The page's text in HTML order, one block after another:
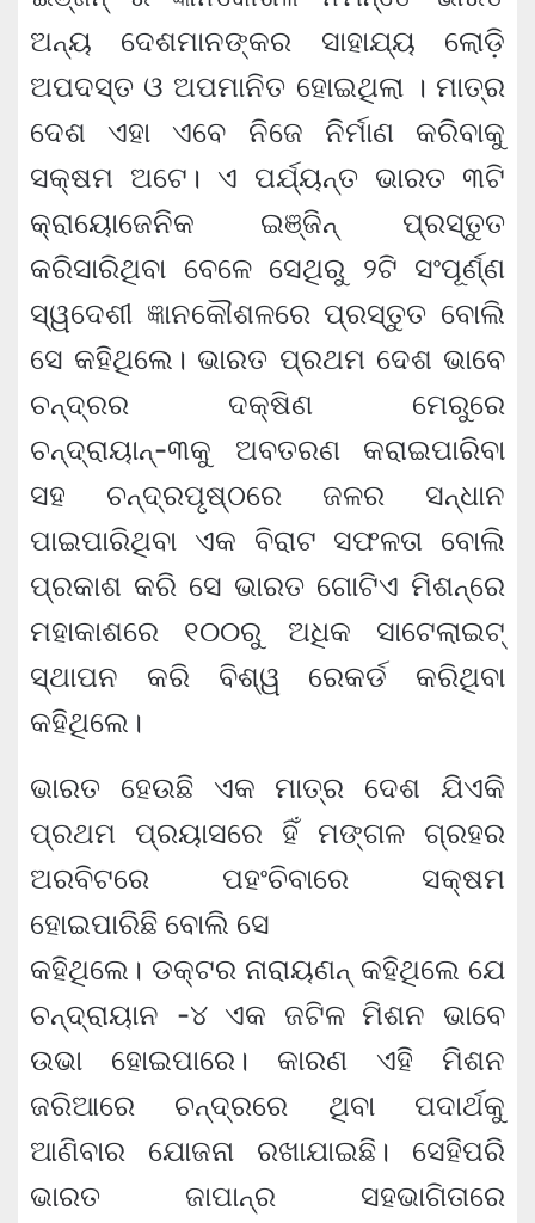
ଅନ୍ୟ ଦେଶମାନଙ୍କର ସାହାଯ୍ୟ ଲୋଡ଼ି
ଅପଦସ୍ତ ଓ ଅପମାନିତ ହୋଇଥିଲା । ମାତ୍ର
ଦେଶ ଏହା ଏବେ ନିଜେ ନିର୍ମାଣ କରିବାକୁ
ସକ୍ଷମ ଅଟେ। ଏ ପର୍ଯ୍ୟନ୍ତ ଭାରତ ୩ଟି
କ୍ରାୟୋଜେନିକ ଇଞ୍ଜିନ୍ ପ୍ରସ୍ତୁତ
କରିସାରିଥିବା ବେଳେ ସେଥିରୁ ୨ଟି ସଂପୂର୍ଣ୍ଣ
ସ୍ୱଦେଶୀ ଜ୍ଞାନକୌଶଳରେ ପ୍ରସ୍ତୁତ ବୋଲି
ସେ କହିଥିଲେ। ଭାରତ ପ୍ରଥମ ଦେଶ ଭାବେ
ଚନ୍ଦ୍ରର ଦକ୍ଷିଣ ମେରୁରେ
ଚନ୍ଦ୍ରାୟାନ୍‌-୩କୁ ଅବତରଣ କରାଇପାରିବା
ସହ ଚନ୍ଦ୍ରପୃଷ୍ଠରେ ଜଳର ସନ୍ଧାନ
ପାଇପାରିଥିବା ଏକ ବିରାଟ ସଫଳତା ବୋଲି
ପ୍ରକାଶ କରି ସେ ଭାରତ ଗୋଟିଏ ମିଶନ୍‌ରେ
ମହାକାଶରେ ୧୦୦ରୁ ଅଧିକ ସାଟେଲାଇଟ୍
ସ୍ଥାପନ କରି ବିଶ୍ୱ ରେକର୍ଡ କରିଥିବା
କହିଥିଲେ।
ଭାରତ ହେଉଛି ଏକ ମାତ୍ର ଦେଶ ଯିଏକି
ପ୍ରଥମ ପ୍ରୟାସରେ ହିଁ ମଙ୍ଗଳ ଗ୍ରହର
ଅରବିଟରେ ପହଂଚିବାରେ ସକ୍ଷମ
ହୋଇପାରିଛି ବୋଲି ସେ
କହିଥିଲେ। ଡକ୍ଟର ନାରାୟଣନ୍ କହିଥିଲେ ଯେ
ଚନ୍ଦ୍ରାୟାନ -୪ ଏକ ଜଟିଳ ମିଶନ ଭାବେ
ଉଭା ହୋଇପାରେ। କାରଣ ଏହି ମିଶନ
ଜରିଆରେ ଚନ୍ଦ୍ରରେ ଥିବା ପଦାର୍ଥକୁ
ଆଣିବାର ଯୋଜନା ରଖାଯାଇଛି। ସେହିପରି
ଭାରତ ଜାପାନ୍‌ର ସହଭାଗିତାରେ